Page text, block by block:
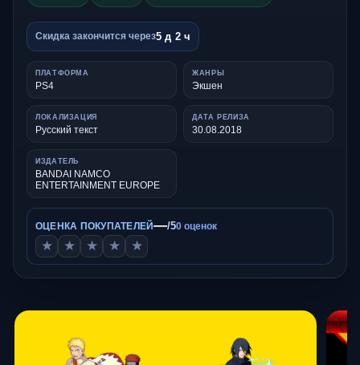
Скидка закончится через5 д 2 ч
ПЛАТФОРМА
PS4
ЖАНРЫ
Экшен
ЛОКАЛИЗАЦИЯ
Русский текст
ДАТА РЕЛИЗА
30.08.2018
ИЗДАТЕЛЬ
BANDAI NAMCO
ENTERTAINMENT EUROPE
ОЦЕНКА ПОКУПАТЕЛЕЙ—/50 оценок
★ ★ ★ ★ ★